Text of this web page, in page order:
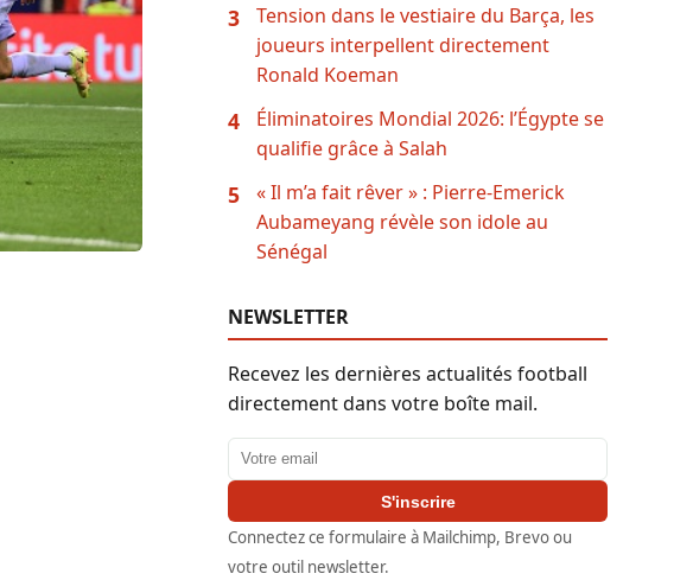
3
Tension dans le vestiaire du Barça, les
joueurs interpellent directement
Ronald Koeman
4
Éliminatoires Mondial 2026: l’Égypte se
qualifie grâce à Salah
5
« Il m’a fait rêver » : Pierre-Emerick
Aubameyang révèle son idole au
Sénégal
NEWSLETTER
Recevez les dernières actualités football
directement dans votre boîte mail.
Adresse email
S'inscrire
Connectez ce formulaire à Mailchimp, Brevo ou
votre outil newsletter.